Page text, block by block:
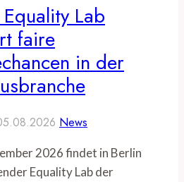
Lab
faire
in der
News
2026 findet in Berlin
Equality Lab der